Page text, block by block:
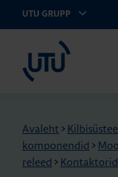
UTU GRUPP
Avaleht >
komponendid >
releed > Kontaktorid